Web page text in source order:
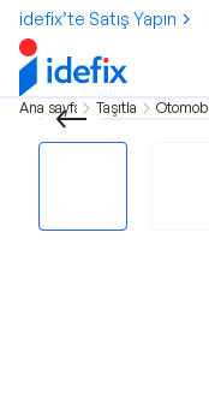
idefix’te Satış Yapın
Ana sayfa Taşıtlar Otomobil